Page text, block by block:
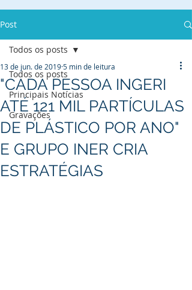
Post
Todos os posts
Principais Notícias
Gravações
Todos os posts
"CADA PESSOA INGERI
ATÉ 121 MIL PARTÍCULAS
DE PLÁSTICO POR ANO"
E GRUPO INER CRIA
ESTRATÉGIAS
13 de jun. de 20195 min de leitura